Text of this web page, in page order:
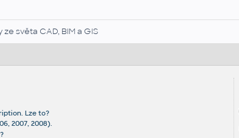
světa CAD, BIM a GIS
Lze to?
2007, 2008).